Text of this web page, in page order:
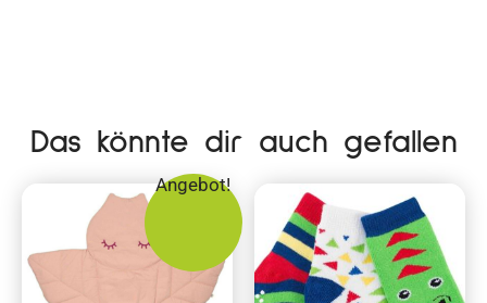
Das könnte dir auch gefallen
Angebot!